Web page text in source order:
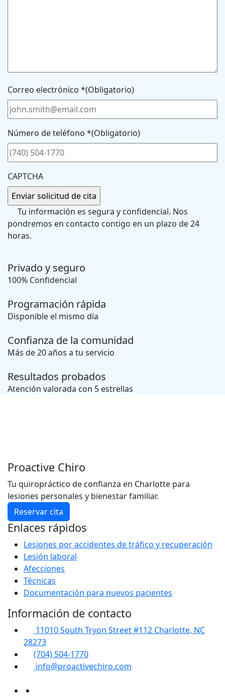
Correo electrónico *(Obligatorio)
Número de teléfono *(Obligatorio)
CAPTCHA
Tu información es segura y confidencial. Nos
pondremos en contacto contigo en un plazo de 24
horas.
Privado y seguro
100% Confidencial
Programación rápida
Disponible el mismo día
Confianza de la comunidad
Más de 20 años a tu servicio
Resultados probados
Atención valorada con 5 estrellas
Proactive Chiro
Tu quiropráctico de confianza en Charlotte para
lesiones personales y bienestar familiar.
Reservar cita
Enlaces rápidos
Lesiones por accidentes de tráfico y recuperación
Lesión laboral
Afecciones
Técnicas
Documentación para nuevos pacientes
Información de contacto
11010 South Tryon Street #112 Charlotte, NC
28273
(704) 504-1770
info@proactivechiro.com